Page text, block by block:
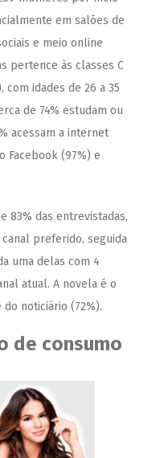
em salões de
e meio online
pertence às classes C
com idades de 26 a 35
de 74% estudam ou
acessam a internet
Facebook (97%) e
83% das entrevistadas,
preferido, seguida
uma delas com 4
atual. A novela é o
noticiário (72%).
de consumo